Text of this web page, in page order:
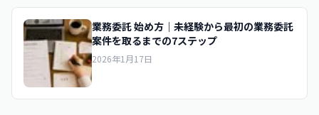
業務委託 始め方｜未経験から最初の業務委託
案件を取るまでの7ステップ
2026年1月17日